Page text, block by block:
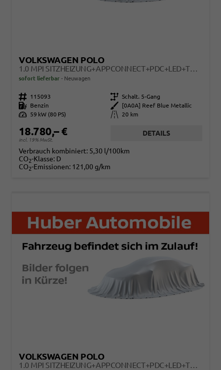
VOLKSWAGEN POLO
1.0 MPI SITZHEIZUNG+APPCONNECT+PDC+LED+TOUCH+LICHTSENSOR+MULTILENKRAD
sofort lieferbar Neuwagen
Fahrzeugnr. 115093 Getriebe Schalt. 5-Gang
Kraftstoff
Benzin Außenfarbe
[0A0A] Reef Blue Metallic
Leistung
59 kW (80 PS) Kilometerstand 20 km
18.780,– €
incl. 19% MwSt.
DETAILS
Verbrauch kombiniert: 5,30 l/100km
CO2-Klasse: D
CO2-Emissionen: 121,00 g/km
VOLKSWAGEN POLO
1.0 MPI SITZHEIZUNG+APPCONNECT+PDC+LED+TOUCH+LICHTSENSOR+MULTILENKRAD